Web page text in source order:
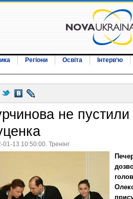
Регіони Освіта Інтерв‘ю
не
01-13 10:50:00. Тренінг